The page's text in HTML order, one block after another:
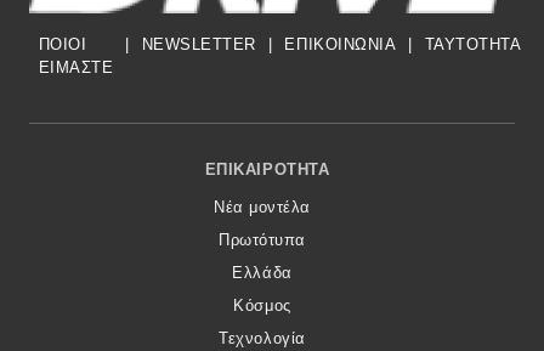
ΠΟΙΟΙ
ΕΙΜΑΣΤΕ
| NEWSLETTER | ΕΠΙΚΟΙΝΩΝΙΑ | TAYTOTHTA
Footer Menu
ΕΠΙΚΑΙΡΌΤΗΤΑ
Νέα μοντέλα
Πρωτότυπα
Ελλάδα
Κόσμος
Τεχνολογία